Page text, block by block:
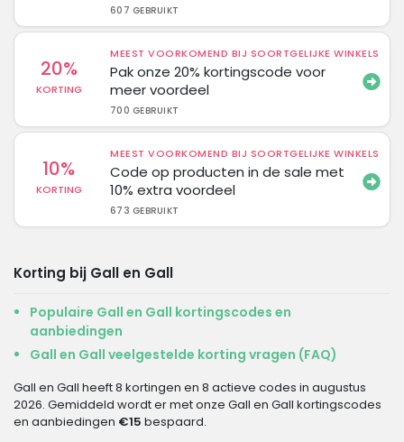
607 GEBRUIKT
20%
KORTING
MEEST VOORKOMEND BIJ SOORTGELIJKE WINKELS
Pak onze 20% kortingscode voor
meer voordeel
700 GEBRUIKT
10%
KORTING
MEEST VOORKOMEND BIJ SOORTGELIJKE WINKELS
Code op producten in de sale met
10% extra voordeel
673 GEBRUIKT
Korting bij Gall en Gall
Populaire Gall en Gall kortingscodes en
aanbiedingen
Gall en Gall veelgestelde korting vragen (FAQ)
Gall en Gall heeft 8 kortingen en 8 actieve codes in augustus
2026. Gemiddeld wordt er met onze Gall en Gall kortingscodes
en aanbiedingen €15 bespaard.